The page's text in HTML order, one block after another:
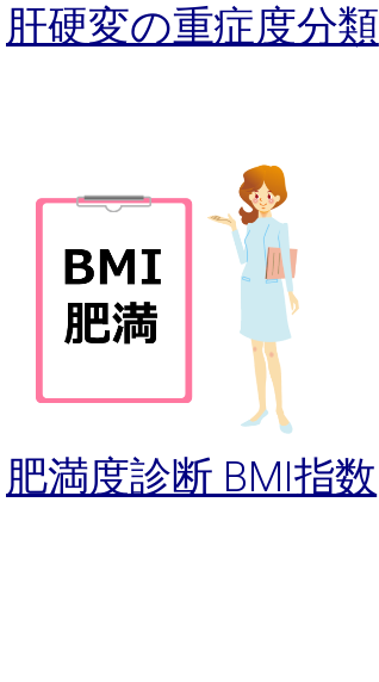
肝硬変の重症度分類
肥満度診断 BMI指数